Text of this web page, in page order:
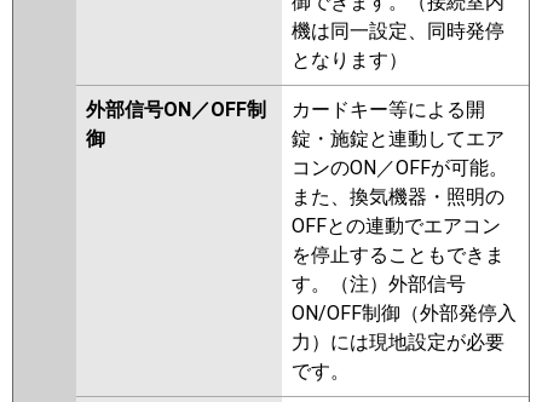
機は同一設定、同時発停
となります）
外部信号ON／OFF制
御
カードキー等による開
錠・施錠と連動してエア
コンのON／OFFが可能。
また、換気機器・照明の
OFFとの連動でエアコン
を停止することもできま
す。（注）外部信号
ON/OFF制御（外部発停入
力）には現地設定が必要
です。